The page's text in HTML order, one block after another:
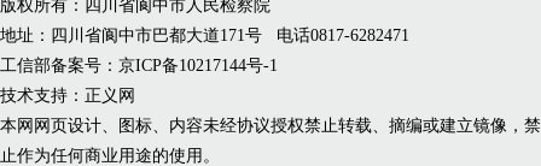
版权所有：四川省阆中市人民检察院
地址：四川省阆中市巴都大道171号 电话0817-6282471
工信部备案号：京ICP备10217144号-1
技术支持：正义网
本网网页设计、图标、内容未经协议授权禁止转载、摘编或建立镜像，禁
止作为任何商业用途的使用。